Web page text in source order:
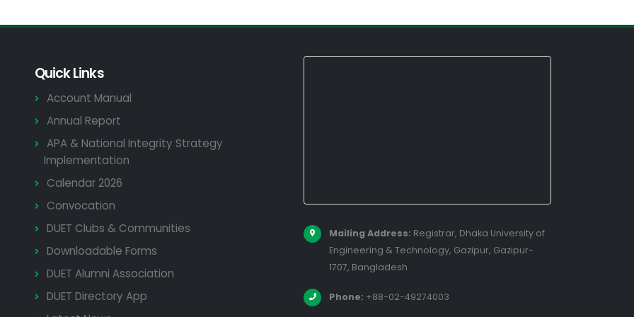
Quick Links
Account Manual
Annual Report
APA & National Integrity Strategy
Implementation
Calendar 2026
Convocation
DUET Clubs & Communities
Downloadable Forms
DUET Alumni Association
DUET Directory App
Mailing Address: Registrar, Dhaka University of
Engineering & Technology, Gazipur, Gazipur-
1707, Bangladesh
Phone: +88-02-49274003